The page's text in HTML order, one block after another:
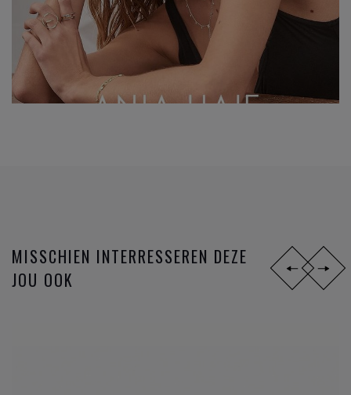
MISSCHIEN INTERRESSEREN DEZE
JOU OOK